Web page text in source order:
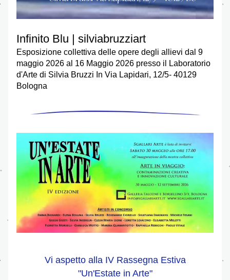
Infinito Blu | silviabruzziart
Esposizione collettiva delle opere degli allievi dal 9
maggio 2026 al 16 Maggio 2026 presso il Laboratorio
d'Arte di Silvia Bruzzi In Via Lapidari, 12/5- 40129
Bologna
Vi aspetto alla IV Rassegna Estiva
"Un'Estate in Arte"